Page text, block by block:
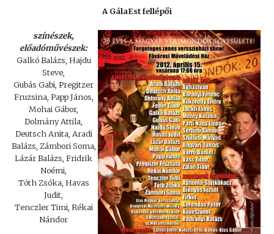
A GálaEst fellépői
színészek,
előadóművészek:
Galkó Balázs, Hajdu
Steve,
Gubás Gabi, Pregitzer
Fruzsina, Papp János,
Mohai Gábor,
Dolmány Attila,
Deutsch Anita, Aradi
Balázs, Zámbori Soma,
Lázár Balázs, Fridrik
Noémi,
Tóth Zsóka, Havas
Judit,
Tenczler Timi, Rékai
Nándor